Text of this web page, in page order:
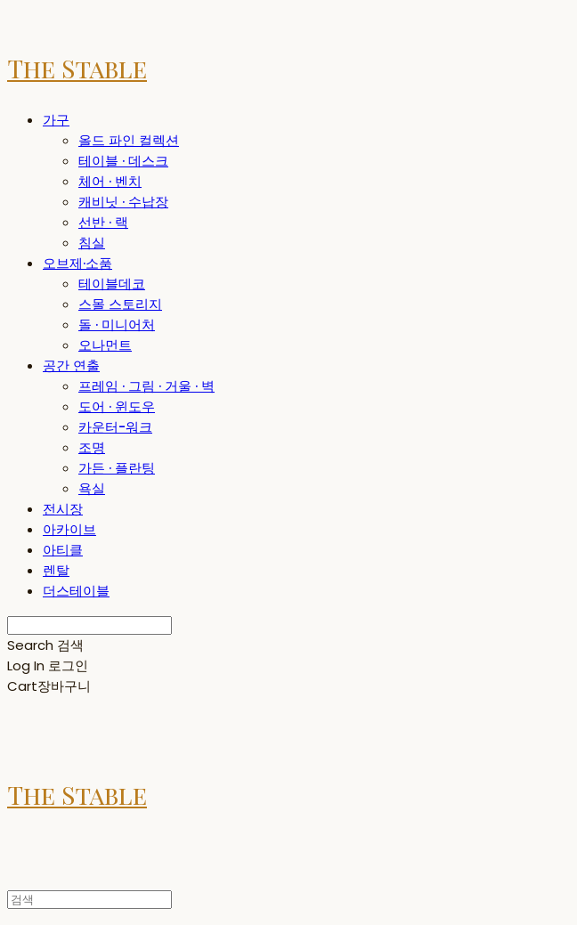
The Stable
가구
올드 파인 컬렉션
테이블 · 데스크
체어 · 벤치
캐비닛 · 수납장
선반 · 랙
침실
오브제·소품
테이블데코
스몰 스토리지
돌 · 미니어처
오나먼트
공간 연출
프레임 · 그림 · 거울 · 벽
도어 · 윈도우
카운터-워크
조명
가든 · 플란팅
욕실
전시장
아카이브
아티클
렌탈
더스테이블
Search 검색
Log In 로그인
Cart장바구니
The Stable